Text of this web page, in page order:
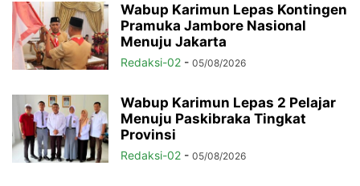
Wabup Karimun Lepas Kontingen
Pramuka Jambore Nasional
Menuju Jakarta
Redaksi-02 - 05/08/2026
Wabup Karimun Lepas 2 Pelajar
Menuju Paskibraka Tingkat
Provinsi
Redaksi-02 - 05/08/2026